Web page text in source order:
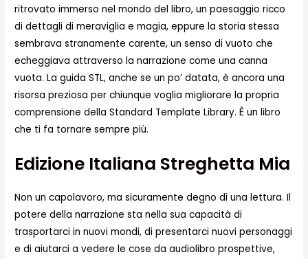
ritrovato immerso nel mondo del libro, un paesaggio ricco
di dettagli di meraviglia e magia, eppure la storia stessa
sembrava stranamente carente, un senso di vuoto che
echeggiava attraverso la narrazione come una canna
vuota. La guida STL, anche se un po’ datata, è ancora una
risorsa preziosa per chiunque voglia migliorare la propria
comprensione della Standard Template Library. È un libro
che ti fa tornare sempre più.
Edizione Italiana Streghetta Mia
Non un capolavoro, ma sicuramente degno di una lettura. Il
potere della narrazione sta nella sua capacità di
trasportarci in nuovi mondi, di presentarci nuovi personaggi
e di aiutarci a vedere le cose da audiolibro prospettive,